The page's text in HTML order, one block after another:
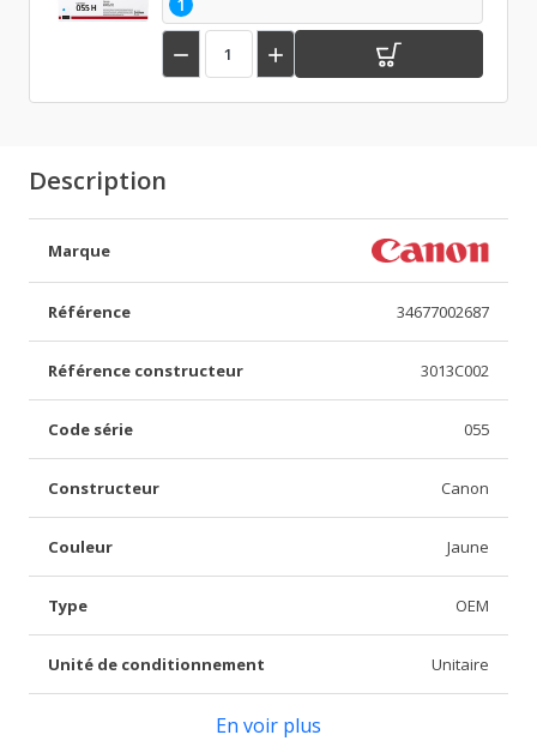
 
Description
Marque
Référence 34677002687
Référence constructeur 3013C002
Code série 055
Constructeur Canon
Couleur Jaune
Type OEM
Unité de conditionnement Unitaire
En voir plus